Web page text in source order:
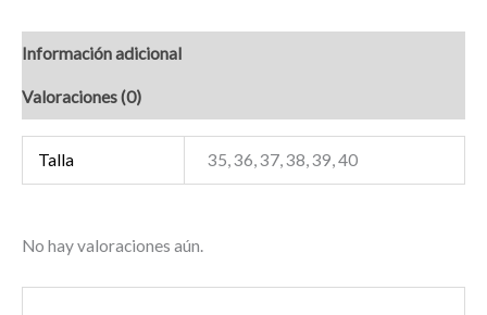
Información adicional
Valoraciones (0)
Talla 35, 36, 37, 38, 39, 40
No hay valoraciones aún.